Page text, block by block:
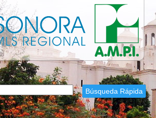
Búsqueda Rápida